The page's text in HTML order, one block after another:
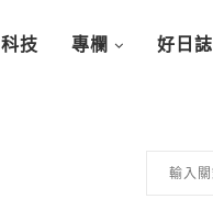
科技 專欄 好日誌